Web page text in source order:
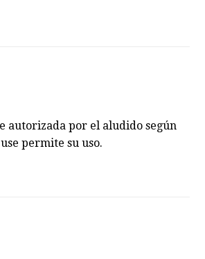
autorizada por el aludido según
permite su uso.